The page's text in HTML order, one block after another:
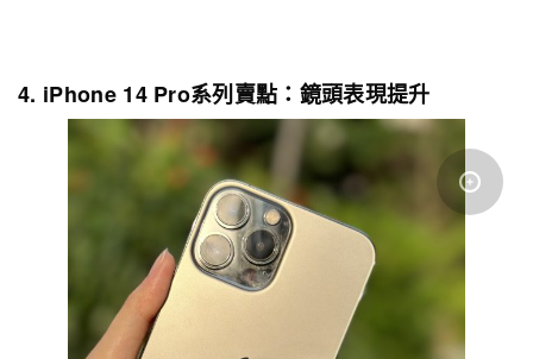
4. iPhone 14 Pro系列賣點：鏡頭表現提升